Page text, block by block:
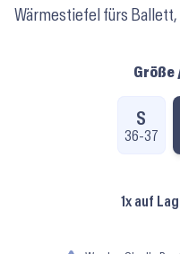
Wärmestiefel fürs Ballett,
Größe
S
36-37
1x auf